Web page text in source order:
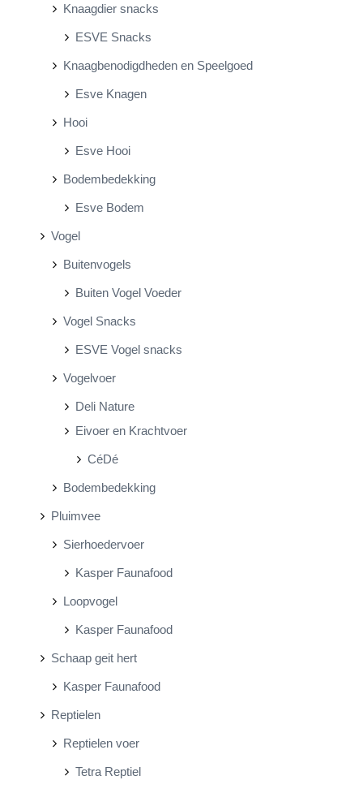
Knaagdier snacks
ESVE Snacks
Knaagbenodigdheden en Speelgoed
Esve Knagen
Hooi
Esve Hooi
Bodembedekking
Esve Bodem
Vogel
Buitenvogels
Buiten Vogel Voeder
Vogel Snacks
ESVE Vogel snacks
Vogelvoer
Deli Nature
Eivoer en Krachtvoer
CéDé
Bodembedekking
Pluimvee
Sierhoedervoer
Kasper Faunafood
Loopvogel
Kasper Faunafood
Schaap geit hert
Kasper Faunafood
Reptielen
Reptielen voer
Tetra Reptiel